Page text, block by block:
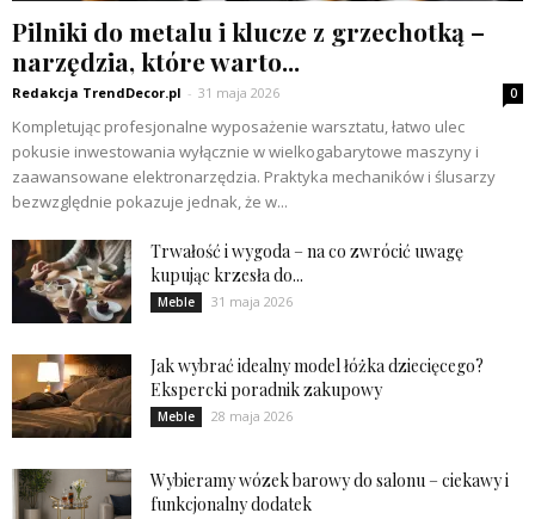
Pilniki do metalu i klucze z grzechotką –
narzędzia, które warto...
Redakcja TrendDecor.pl - 31 maja 2026 0
Kompletując profesjonalne wyposażenie warsztatu, łatwo ulec
pokusie inwestowania wyłącznie w wielkogabarytowe maszyny i
zaawansowane elektronarzędzia. Praktyka mechaników i ślusarzy
bezwzględnie pokazuje jednak, że w...
Trwałość i wygoda – na co zwrócić uwagę
kupując krzesła do...
Meble 31 maja 2026
Jak wybrać idealny model łóżka dziecięcego?
Ekspercki poradnik zakupowy
Meble 28 maja 2026
Wybieramy wózek barowy do salonu – ciekawy i
funkcjonalny dodatek